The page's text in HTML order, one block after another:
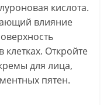
кислота.
влияние
клетках. Откройте
для лица,
пятен.